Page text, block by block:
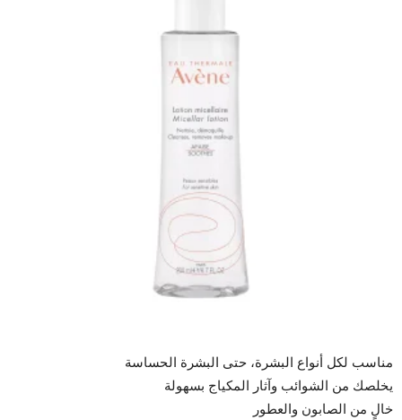
مناسب لكل أنواع البشرة، حتى البشرة الحساسة
يخلصك من الشوائب وآثار المكياج بسهولة
خالٍ من الصابون والعطور